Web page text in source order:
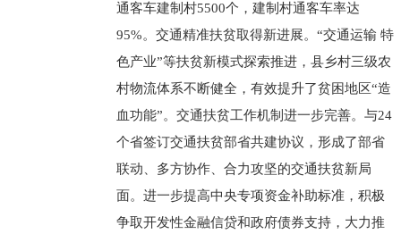
通客车建制村5500个，建制村通客车率达
95%。交通精准扶贫取得新进展。“交通运输 特
色产业”等扶贫新模式探索推进，县乡村三级农
村物流体系不断健全，有效提升了贫困地区“造
血功能”。交通扶贫工作机制进一步完善。与24
个省签订交通扶贫部省共建协议，形成了部省
联动、多方协作、合力攻坚的交通扶贫新局
面。进一步提高中央专项资金补助标准，积极
争取开发性金融信贷和政府债券支持，大力推